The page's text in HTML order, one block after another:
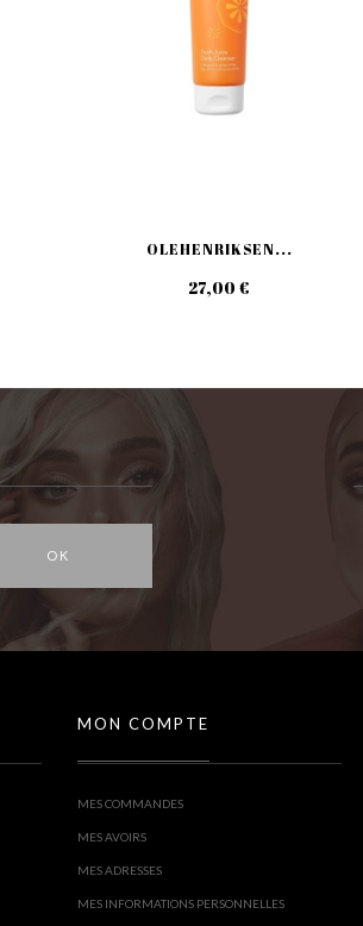
OLEHENRIKSEN...
27,00 €
OK
MON COMPTE
MES COMMANDES
MES AVOIRS
MES ADRESSES
MES INFORMATIONS PERSONNELLES